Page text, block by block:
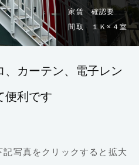
家賃 確認要
間取 １Ｋ×４室
、カーテン、電子レン
便利です
写真をクリックすると拡大